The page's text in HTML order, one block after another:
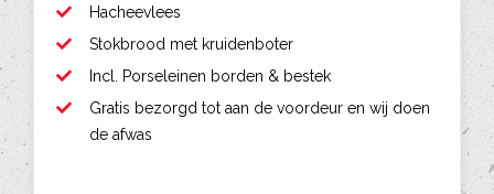
Hacheevlees
Stokbrood met kruidenboter
Incl. Porseleinen borden & bestek
Gratis bezorgd tot aan de voordeur en wij doen
de afwas